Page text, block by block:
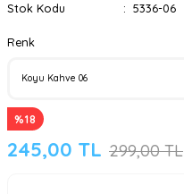
Stok Kodu
5336-06
Renk
%18
245,00 TL 299,00 TL